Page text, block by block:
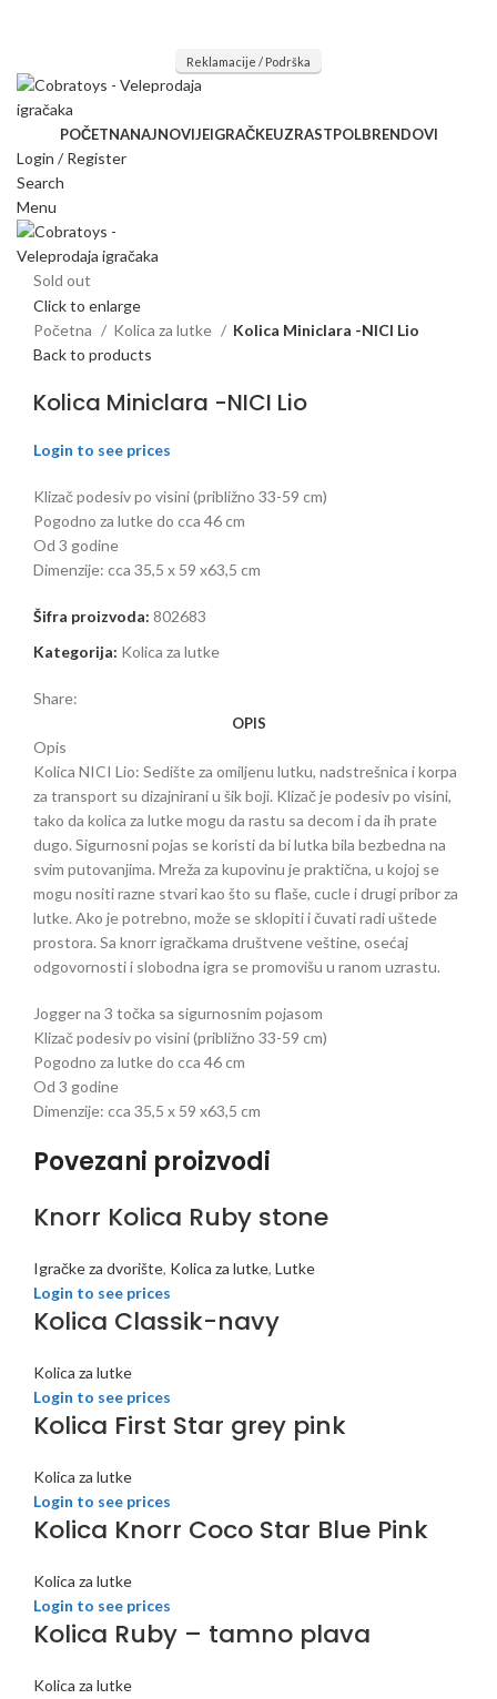
Reklamacije / Podrška
POČETNANAJNOVIJEIGRAČKEUZRASTPOLBRENDOVI
Login / Register
Search
Menu
Sold out
Click to enlarge
Početna
Kolica za lutke
Kolica Miniclara -NICI Lio
Back to products
Kolica Miniclara -NICI Lio
Login to see prices
Klizač podesiv po visini (približno 33-59 cm)
Pogodno za lutke do cca 46 cm
Od 3 godine
Dimenzije: cca 35,5 x 59 x63,5 cm
Šifra proizvoda: 802683
Kategorija: Kolica za lutke
Share:
OPIS
Opis
Kolica NICI Lio: Sedište za omiljenu lutku, nadstrešnica i korpa
za transport su dizajnirani u šik boji. Klizač je podesiv po visini,
tako da kolica za lutke mogu da rastu sa decom i da ih prate
dugo. Sigurnosni pojas se koristi da bi lutka bila bezbedna na
svim putovanjima. Mreža za kupovinu je praktična, u kojoj se
mogu nositi razne stvari kao što su flaše, cucle i drugi pribor za
lutke. Ako je potrebno, može se sklopiti i čuvati radi uštede
prostora. Sa knorr igračkama društvene veštine, osećaj
odgovornosti i slobodna igra se promovišu u ranom uzrastu.
Jogger na 3 točka sa sigurnosnim pojasom
Klizač podesiv po visini (približno 33-59 cm)
Pogodno za lutke do cca 46 cm
Od 3 godine
Dimenzije: cca 35,5 x 59 x63,5 cm
Povezani proizvodi
Knorr Kolica Ruby stone
Igračke za dvorište, Kolica za lutke, Lutke
Login to see prices
Kolica Classik-navy
Kolica za lutke
Login to see prices
Kolica First Star grey pink
Kolica za lutke
Login to see prices
Kolica Knorr Coco Star Blue Pink
Kolica za lutke
Login to see prices
Kolica Ruby – tamno plava
Kolica za lutke